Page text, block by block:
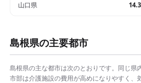
山口県
島根県の主要都市
島根県の主な都市は次のとおりです。同じ県
市部は介護施設の費用が高めになりやすく、